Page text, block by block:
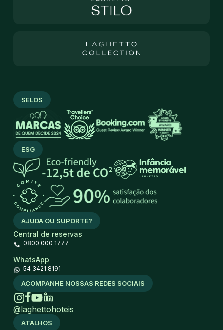
AJUDA OU SUPORTE?
Central de reservas
0800 000 1777
WhatsApp
54 3421 8191
SELOS
ESG
ACOMPANHE NOSSAS REDES SOCIAIS
@laghettohoteis
ATALHOS